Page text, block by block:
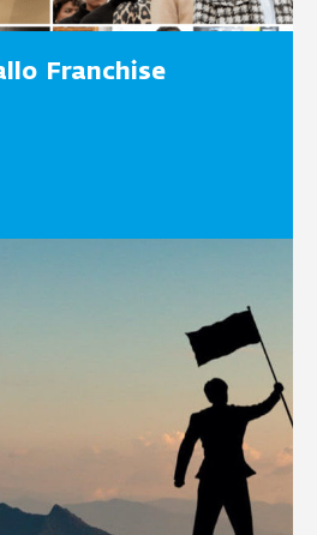
Franchise